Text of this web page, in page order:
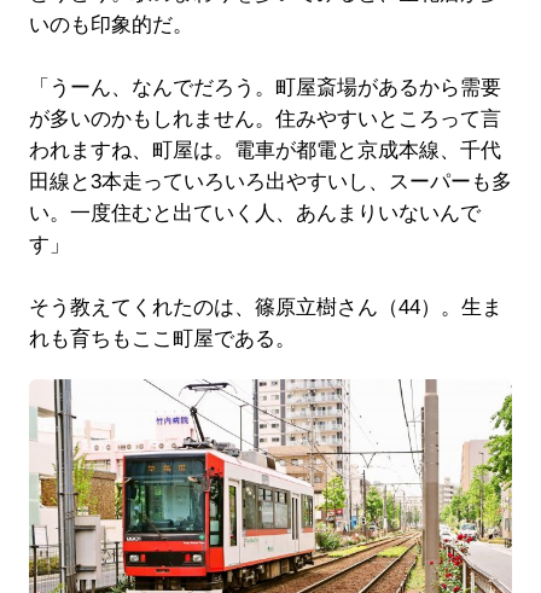
いのも印象的だ。
「うーん、なんでだろう。町屋斎場があるから需要
が多いのかもしれません。住みやすいところって言
われますね、町屋は。電車が都電と京成本線、千代
田線と3本走っていろいろ出やすいし、スーパーも多
い。一度住むと出ていく人、あんまりいないんで
す」
そう教えてくれたのは、篠原立樹さん（44）。生ま
れも育ちもここ町屋である。